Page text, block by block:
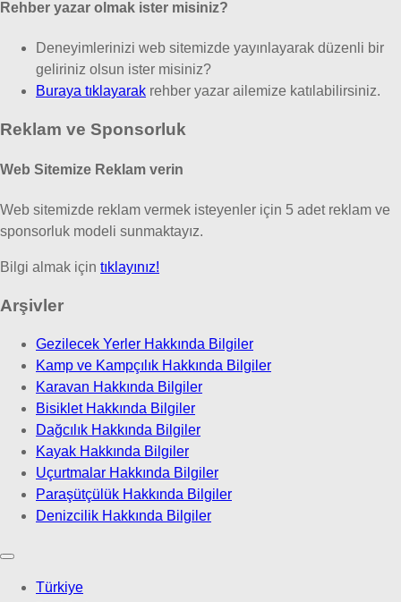
Rehber yazar olmak ister misiniz?
Deneyimlerinizi web sitemizde yayınlayarak düzenli bir
geliriniz olsun ister misiniz?
Buraya tıklayarak rehber yazar ailemize katılabilirsiniz.
Reklam ve Sponsorluk
Web Sitemize Reklam verin
Web sitemizde reklam vermek isteyenler için 5 adet reklam ve
sponsorluk modeli sunmaktayız.
Bilgi almak için tıklayınız!
Arşivler
Gezilecek Yerler Hakkında Bilgiler
Kamp ve Kampçılık Hakkında Bilgiler
Karavan Hakkında Bilgiler
Bisiklet Hakkında Bilgiler
Dağcılık Hakkında Bilgiler
Kayak Hakkında Bilgiler
Uçurtmalar Hakkında Bilgiler
Paraşütçülük Hakkında Bilgiler
Denizcilik Hakkında Bilgiler
Türkiye